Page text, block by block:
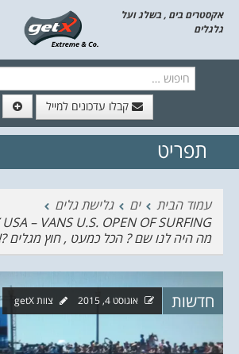
אקסטרים בים , בשלג ועל
גלגלים
קבלו עדכונים למייל
// הצטרף לרשימת
תפריט
עמוד הבית
ים
גלישת גלים
מה היה לנו שם ? הכל כמעט , חוץ מגלים
חדשות אוגוסט 4, 2015 צוות getX